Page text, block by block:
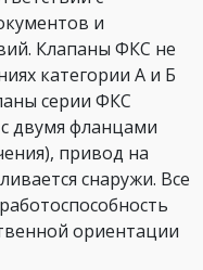
и
Клапаны ФКС не
категории А и Б
серии ФКС
двумя фланцами
привод на
снаружи. Все
ориентации